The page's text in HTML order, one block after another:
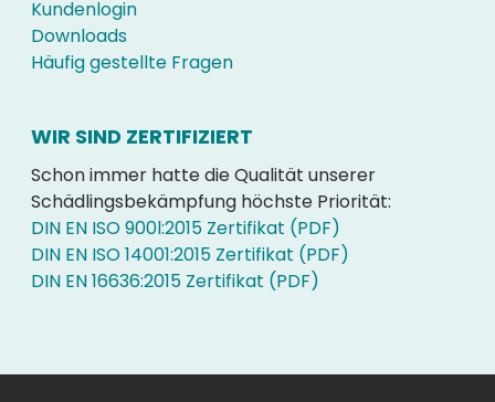
Kundenlogin
Downloads
Häufig gestellte Fragen
WIR SIND ZERTIFIZIERT
Schon immer hatte die Qualität unserer
Schädlingsbekämpfung höchste Priorität:
DIN EN ISO 900l:2015 Zertifikat (PDF)
DIN EN ISO 14001:2015 Zertifikat (PDF)
DIN EN 16636:2015 Zertifikat (PDF)